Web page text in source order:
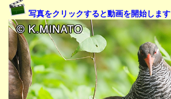
写真をクリックすると動画を開始します